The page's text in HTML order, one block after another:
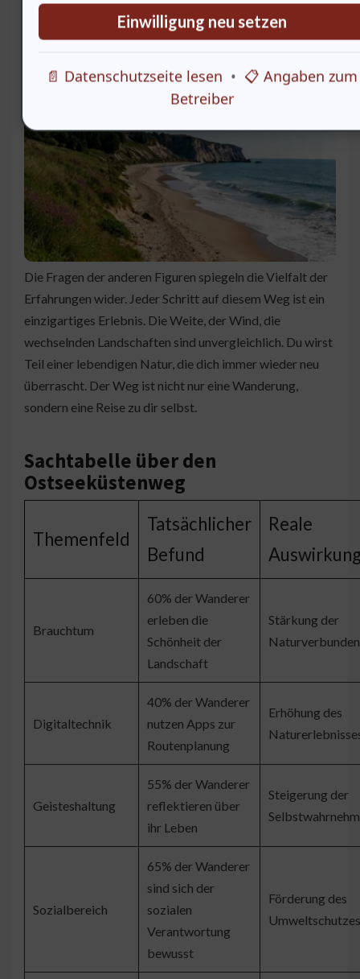
Ostseeküstenweg
Die Fragen der anderen Figuren spiegeln die Vielfalt der
Erfahrungen wider. Jeder Schritt auf diesem Weg ist ein
einzigartiges Erlebnis. Die Weite, der Wind, die
wechselnden Landschaften sind unvergleichlich. Du wirst
Teil einer lebendigen Natur, die dich immer wieder neu
überrascht. Der Weg ist nicht nur eine Wanderung,
sondern eine Reise zu dir selbst.
Sachtabelle über den
Ostseeküstenweg
Themenfeld
Tatsächlicher
Befund
Reale
Brauchtum
60% der Wanderer
erleben die
Schönheit der
Landschaft
Stärkung der
Digitaltechnik
40% der Wanderer
nutzen Apps zur
Routenplanung
Erhöhung des
Geisteshaltung
55% der Wanderer
reflektieren über
ihr Leben
Steigerung der
Sozialbereich
65% der Wanderer
sind sich der
sozialen
Verantwortung
bewusst
Förderung des
Umweltschutzes
Einwilligung neu setzen
📄 Datenschutzseite lesen • 📋 Angaben zum
Betreiber